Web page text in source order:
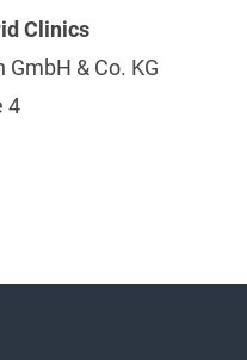
Clinics
& Co. KG
4